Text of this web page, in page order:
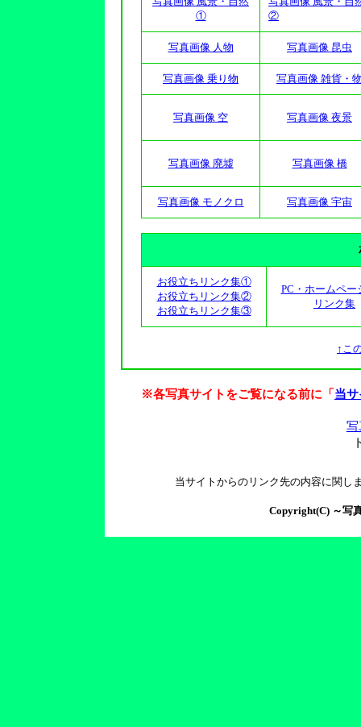
①
②
写真画像 人物 写真画像 昆虫
写真画像 乗り物 写真画像 雑貨・
写真画像 空 写真画像 夜景
写真画像 廃墟 写真画像 橋
写真画像 モノクロ 写真画像 宇宙
お役立ちリンク集①
お役立ちリンク集②
お役立ちリンク集③
PC・ホームペー
リンク集
↑こ
※各写真サイトをご覧になる前に「 当
写
当サイトからのリンク先の内容に関し
Copyright(C) ～写